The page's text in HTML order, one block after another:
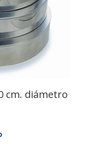
cm. diámetro